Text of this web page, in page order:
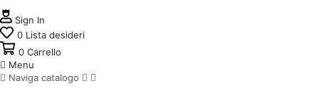
Sign In
0 Lista desideri
0 Carrello
Menu
Naviga catalogo